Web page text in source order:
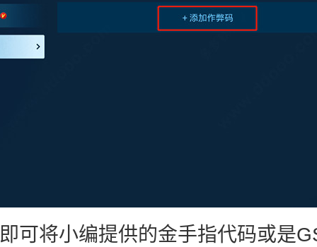
可将小编提供的金手指代码或是